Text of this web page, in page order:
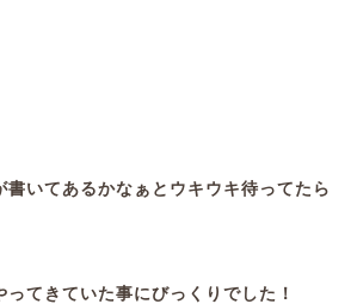
いてあるかなぁとウキウキ待ってたら
てきていた事にびっくりでした！